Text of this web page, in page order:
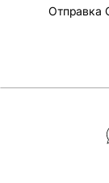
Отправка